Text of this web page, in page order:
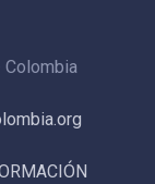
Colombia